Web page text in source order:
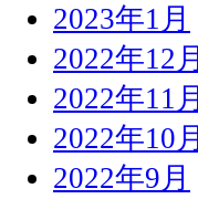
2023年1月
2022年12月
2022年11月
2022年10月
2022年9月